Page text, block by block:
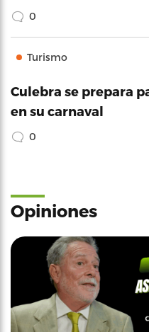
0
Turismo
Culebra se prepara
en su carnaval
0
Opiniones